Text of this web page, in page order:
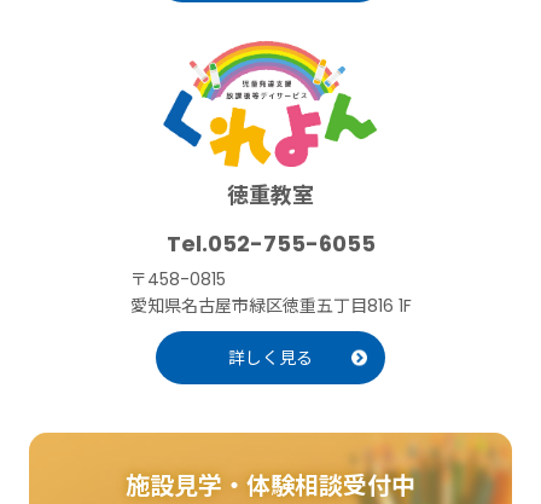
徳重教室
052-755-6055
〒458-0815
愛知県名古屋市緑区徳重五丁目816 1F
詳しく見る
施設見学・体験相談受付中